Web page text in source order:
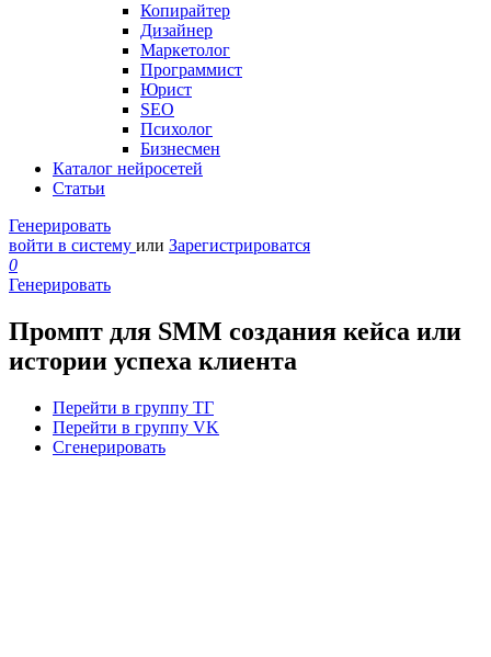
Копирайтер
Дизайнер
Маркетолог
Программист
Юрист
SEO
Психолог
Бизнесмен
Каталог нейросетей
Статьи
Генерировать
войти в систему или Зарегистрироватся
0
Генерировать
Промпт для SMM создания кейса или
истории успеха клиента
Перейти в группу ТГ
Перейти в группу VK
Сгенерировать